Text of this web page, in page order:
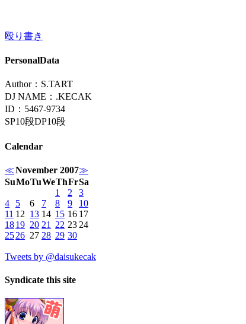
殴り書き
PersonalData
Author：S.TART
DJ NAME：.KECAK
ID：5467-9734
SP10段DP10段
Calendar
≪November 2007≫
SuMoTuWeThFrSa
1
2
3
4
5 6 7 8 9
10
11 12 13 14 15 16 17
1819 20 21 22 23 24
2526 27 28 29 30
Tweets by @daisukecak
Syndicate this site